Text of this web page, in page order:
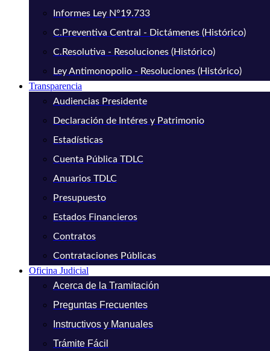
Informes Ley N°19.733
C.Preventiva Central - Dictámenes (Histórico)
C.Resolutiva - Resoluciones (Histórico)
Ley Antimonopolio - Resoluciones (Histórico)
Transparencia
Audiencias Presidente
Declaración de Intéres y Patrimonio
Estadísticas
Cuenta Pública TDLC
Anuarios TDLC
Presupuesto
Estados Financieros
Contratos
Contrataciones Públicas
Oficina Judicial
Acerca de la Tramitación
Preguntas Frecuentes
Instructivos y Manuales
Trámite Fácil